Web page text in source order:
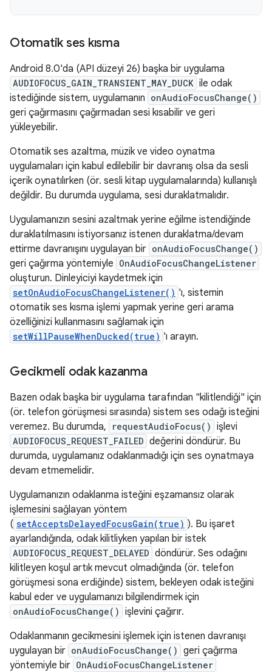
Otomatik ses kısma
Android 8.0'da (API düzeyi 26) başka bir uygulama
AUDIOFOCUS_GAIN_TRANSIENT_MAY_DUCK ile odak
istediğinde sistem, uygulamanın onAudioFocusChange()
geri çağırmasını çağırmadan sesi kısabilir ve geri
yükleyebilir.
Otomatik ses azaltma, müzik ve video oynatma
uygulamaları için kabul edilebilir bir davranış olsa da sesli
içerik oynatılırken (ör. sesli kitap uygulamalarında) kullanışlı
değildir. Bu durumda uygulama, sesi duraklatmalıdır.
Uygulamanızın sesini azaltmak yerine eğilme istendiğinde
duraklatılmasını istiyorsanız istenen duraklatma/devam
ettirme davranışını uygulayan bir onAudioFocusChange()
geri çağırma yöntemiyle OnAudioFocusChangeListener
oluşturun. Dinleyiciyi kaydetmek için
setOnAudioFocusChangeListener() 'ı, sistemin
otomatik ses kısma işlemi yapmak yerine geri arama
özelliğinizi kullanmasını sağlamak için
setWillPauseWhenDucked(true) 'ı arayın.
Gecikmeli odak kazanma
Bazen odak başka bir uygulama tarafından "kilitlendiği" için
(ör. telefon görüşmesi sırasında) sistem ses odağı isteğini
veremez. Bu durumda,
requestAudioFocus() işlevi
AUDIOFOCUS_REQUEST_FAILED değerini döndürür. Bu
durumda, uygulamanız odaklanmadığı için ses oynatmaya
devam etmemelidir.
Uygulamanızın odaklanma isteğini eşzamansız olarak
işlemesini sağlayan yöntem
( setAcceptsDelayedFocusGain(true) ). Bu işaret
ayarlandığında, odak kilitliyken yapılan bir istek
AUDIOFOCUS_REQUEST_DELAYED döndürür. Ses odağını
kilitleyen koşul artık mevcut olmadığında (ör. telefon
görüşmesi sona erdiğinde) sistem, bekleyen odak isteğini
kabul eder ve uygulamanızı bilgilendirmek için
onAudioFocusChange() işlevini çağırır.
Odaklanmanın gecikmesini işlemek için istenen davranışı
uygulayan bir onAudioFocusChange() geri çağırma
yöntemiyle bir OnAudioFocusChangeListener